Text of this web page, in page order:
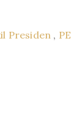
Presiden ,